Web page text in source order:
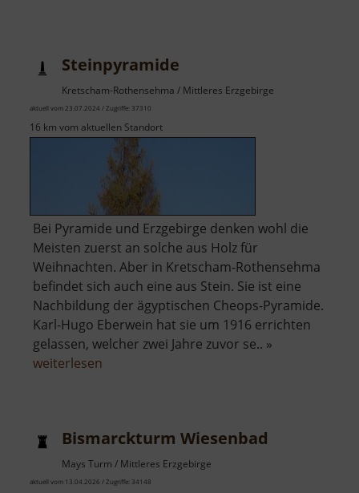
Steinpyramide
Kretscham-Rothensehma / Mittleres Erzgebirge
aktuell vom 23.07.2024 / Zugriffe: 37310
16 km vom aktuellen Standort
Bei Pyramide und Erzgebirge denken wohl die
Meisten zuerst an solche aus Holz für
Weihnachten. Aber in Kretscham-Rothensehma
befindet sich auch eine aus Stein. Sie ist eine
Nachbildung der ägyptischen Cheops-Pyramide.
Karl-Hugo Eberwein hat sie um 1916 errichten
gelassen, welcher zwei Jahre zuvor se.. »
weiterlesen
Bismarckturm Wiesenbad
Mays Turm / Mittleres Erzgebirge
aktuell vom 13.04.2026 / Zugriffe: 34148